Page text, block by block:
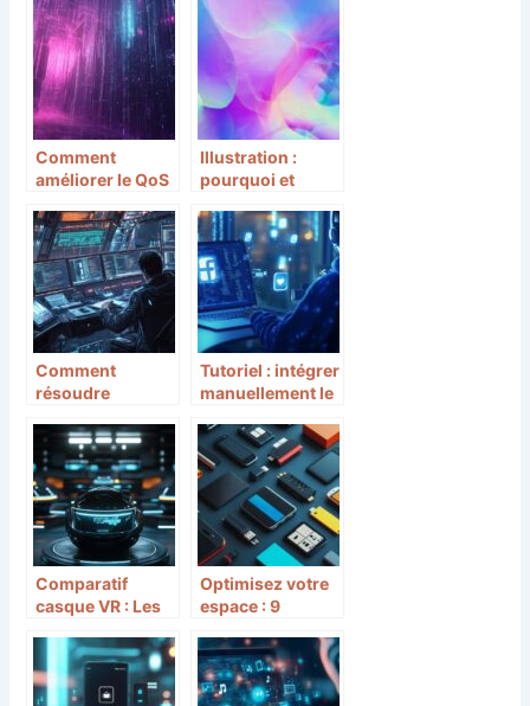
les hôtels et
restaurants
proposées par
les opérateurs
afin de choisir
l’offre mobile
adéquate
Comment
améliorer le QoS
optimiser vos
performances
informatiques
Illustration :
pourquoi et
de l’IA générative
Comment
résoudre
bug sur votre site
internet en
utilisant les
bonnes
pratiques
Tutoriel : intégrer
manuellement le
Facebook et
créer une
communauté
engagée
Comparatif
casque VR : Les
modèles pour
créer des
animations
Optimisez votre
espace : 9
supports de
stockage pour
smartphone a